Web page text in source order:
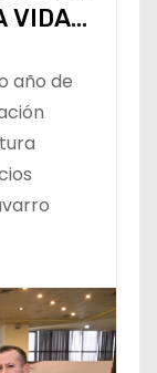
VIDA
año de